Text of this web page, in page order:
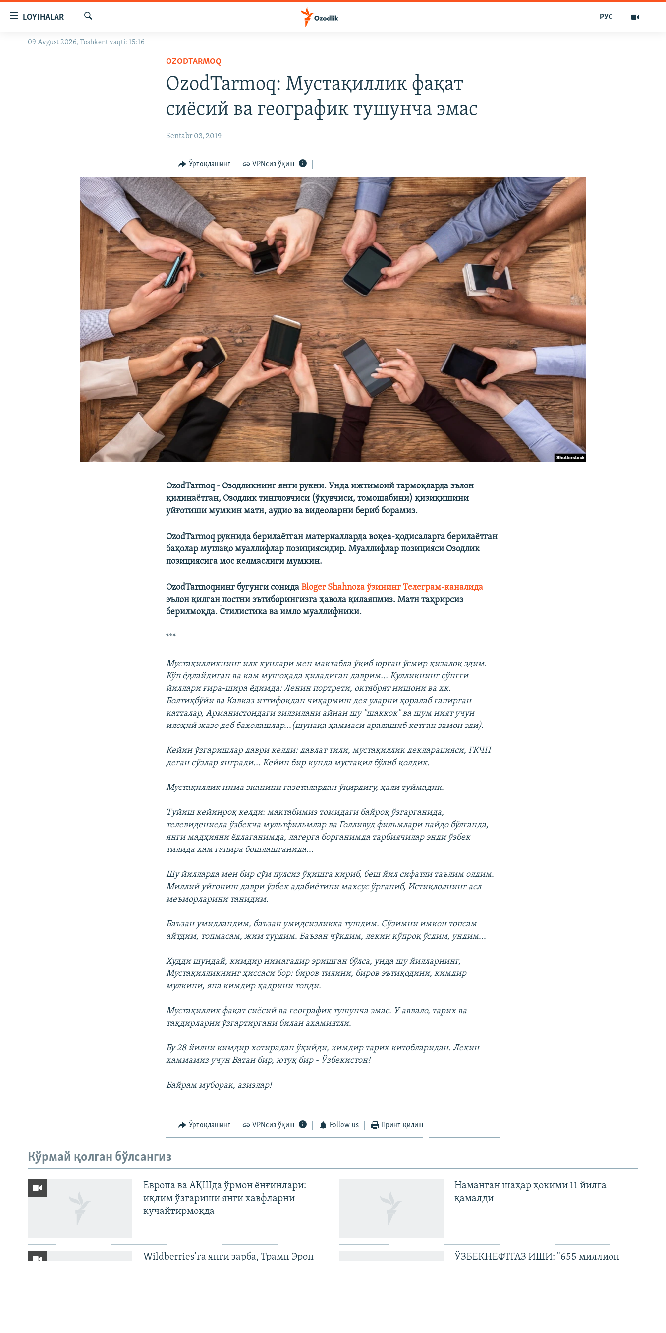
Бош
LOYIHALAR
OZODLIK SURISHTIRUVLARI
ИЖТИМОИЙ ТАРМОҚЛАР
Излаш
РУС
09 Avgust 2026, Toshkent vaqti: 15:16
OZODTARMOQ
OzodTarmoq: Мустақиллик фақат
сиёсий ва географик тушунча эмас
Sentabr 03, 2019
Ўртоқлашинг VPNсиз ўқиш
OzodTarmoq - Озодликнинг янги рукни. Унда ижтимоий тармоқларда эълон
қилинаётган, Озодлик тингловчиси (ўқувчиси, томошабини) қизиқишини
уйғотиши мумкин матн, аудио ва видеоларни бериб борамиз.
OzodTarmoq рукнида берилаётган материалларда воқеа-ҳодисаларга берилаётган
баҳолар мутлақо муаллифлар позициясидир. Муаллифлар позицияси Озодлик
позициясига мос келмаслиги мумкин.
OzodTarmoqнинг бугунги сонидаBloger Shahnoza ўзининг Телеграм-каналида
эълон қилган постни эътиборингизга ҳавола қилаяпмиз. Матн таҳрирсиз
берилмоқда. Стилистика ва имло муаллифники.
***
Мустақилликнинг илк кунлари мен мактабда ўқиб юрган ўсмир қизалоқ эдим.
Кўп ёдлайдиган ва кам мушоҳада қиладиган даврим... Қулликнинг сўнгги
йиллари ғира-шира ёдимда: Ленин портрети, октябрят нишони ва ҳк.
Болтиқбўйи ва Кавказ иттифоқдан чиқармиш дея уларни қоралаб гапирган
катталар, Арманистондаги зилзилани айнан шу "шаккок" ва шум ният учун
илоҳий жазо деб баҳолашлар...(шунақа ҳаммаси аралашиб кетган замон эди).
Кейин ўзгаришлар даври келди: давлат тили, мустақиллик декларацияси, ГКЧП
деган сўзлар янгради... Кейин бир кунда мустақил бўлиб қолдик.
Мустақиллик нима эканини газеталардан ўқирдигу, ҳали туймадик.
Туйиш кейинроқ келди: мактабимиз томидаги байроқ ўзгарганида,
телевидениеда ўзбекча мультфильмлар ва Голливуд фильмлари пайдо бўлганда,
янги мадҳияни ёдлаганимда, лагерга борганимда тарбиячилар энди ўзбек
тилида ҳам гапира бошлашганида...
Шу йилларда мен бир сўм пулсиз ўқишга кириб, беш йил сифатли таълим олдим.
Миллий уйғониш даври ўзбек адабиётини махсус ўрганиб, Истиқлолнинг асл
меъморларини танидим.
Баъзан умидландим, баъзан умидсизликка тушдим. Сўзимни имкон топсам
айтдим, топмасам, жим турдим. Баъзан чўкдим, лекин кўпроқ ўсдим, ундим...
Худди шундай, кимдир нимагадир эришган бўлса, унда шу йилларнинг,
Мустақилликнинг ҳиссаси бор: биров тилини, биров эътиқодини, кимдир
мулкини, яна кимдир қадрини топди.
Мустақиллик фақат сиёсий ва географик тушунча эмас. У аввало, тарих ва
тақдирларни ўзгартиргани билан аҳамиятли.
Бу 28 йилни кимдир хотирадан ўқийди, кимдир тарих китобларидан. Лекин
ҳаммамиз учун Ватан бир, ютуқ бир - Ўзбекистон!
Байрам муборак, азизлар!
Ўртоқлашинг VPNсиз ўқиш Follow us Принт қилиш
Кўрмай қолган бўлсангиз
Европа ва АҚШда ўрмон ёнғинлари:
иқлим ўзгариши янги хавфларни
кучайтирмоқда
Wildberries’га янги зарба, Трамп Эрон
Наманган шаҳар ҳокими 11 йилга
қамалди
ЎЗБЕКНЕФТГАЗ ИШИ: "655 миллион